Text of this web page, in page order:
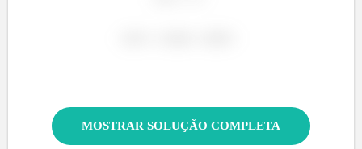
MOSTRAR SOLUÇÃO COMPLETA